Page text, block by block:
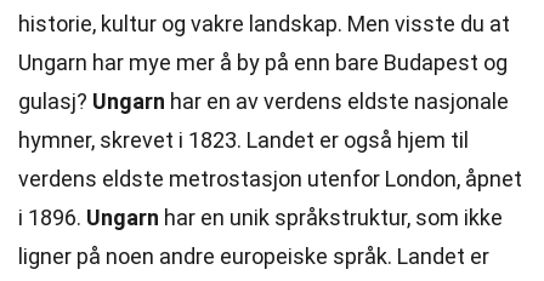
historie, kultur og vakre landskap. Men visste du at
Ungarn har mye mer å by på enn bare Budapest og
gulasj? Ungarn har en av verdens eldste nasjonale
hymner, skrevet i 1823. Landet er også hjem til
verdens eldste metrostasjon utenfor London, åpnet
i 1896. Ungarn har en unik språkstruktur, som ikke
ligner på noen andre europeiske språk. Landet er